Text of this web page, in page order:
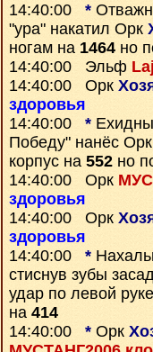
14:40:00 *
"ура" накатил Орк
ногам на 1464 но
14:40:00 Эльф
14:40:00 Орк
здоровья
14:40:00 *
Победу" нанёс Орк
корпус на 552 но
14:40:00 Орк
здоровья
14:40:00 Орк
здоровья
14:40:00 *
стиснув зубы
удар по левой
на 414
14:40:00 * Орк